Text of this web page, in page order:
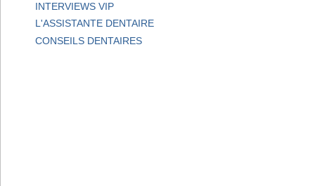
INTERVIEWS VIP
L'ASSISTANTE DENTAIRE
CONSEILS DENTAIRES